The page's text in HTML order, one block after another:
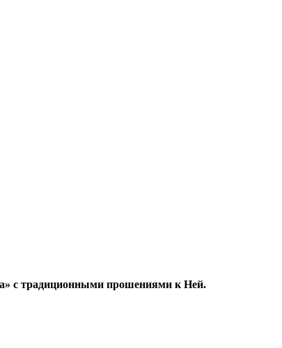
с традиционными прошениями к Ней.